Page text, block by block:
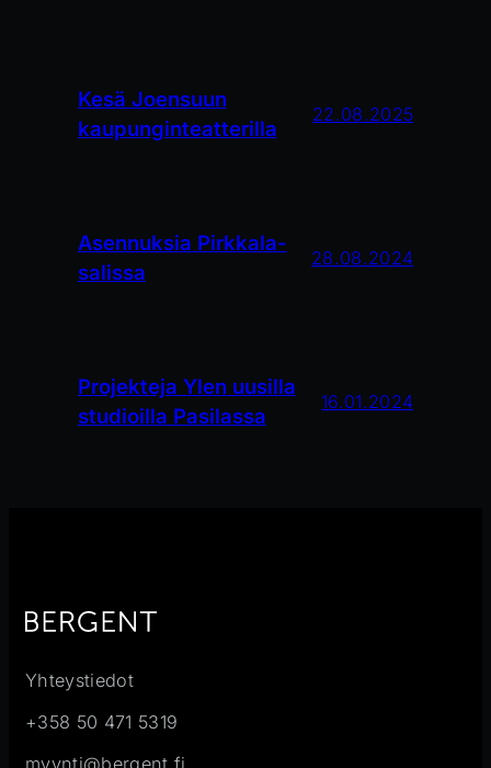
Kesä Joensuun
kaupunginteatterilla
22.08.2025
Asennuksia Pirkkala-
salissa
28.08.2024
Projekteja Ylen uusilla
studioilla Pasilassa
16.01.2024
Yhteystiedot
+358 50 471 5319
myynti@bergent.fi